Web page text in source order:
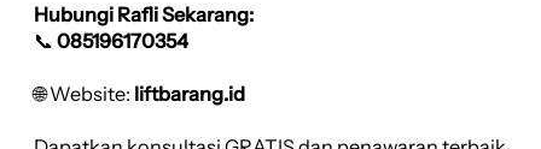
Hubungi Rafli Sekarang:
📞 085196170354
🌐 Website: liftbarang.id